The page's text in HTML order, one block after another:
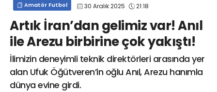
Amatör Futbol 30 Aralık 2025 21:18
Artık İran’dan gelimiz var! Anıl
ile Arezu birbirine çok yakıştı!
İlimizin deneyimli teknik direktörleri arasında yer
alan Ufuk Öğütveren’in oğlu Anıl, Arezu hanımla
dünya evine girdi.
info@spor41.com